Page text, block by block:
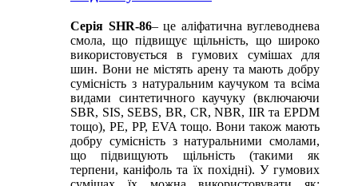
Серія SHR-86– це аліфатична вуглеводнева
смола, що підвищує щільність, що широко
використовується в гумових сумішах для
шин. Вони не містять арену та мають добру
сумісність з натуральним каучуком та всіма
видами синтетичного каучуку (включаючи
SBR, SIS, SEBS, BR, CR, NBR, IIR та EPDM
тощо), PE, PP, EVA тощо. Вони також мають
добру сумісність з натуральними смолами,
що підвищують щільність (такими як
терпени, каніфоль та їх похідні). У гумових